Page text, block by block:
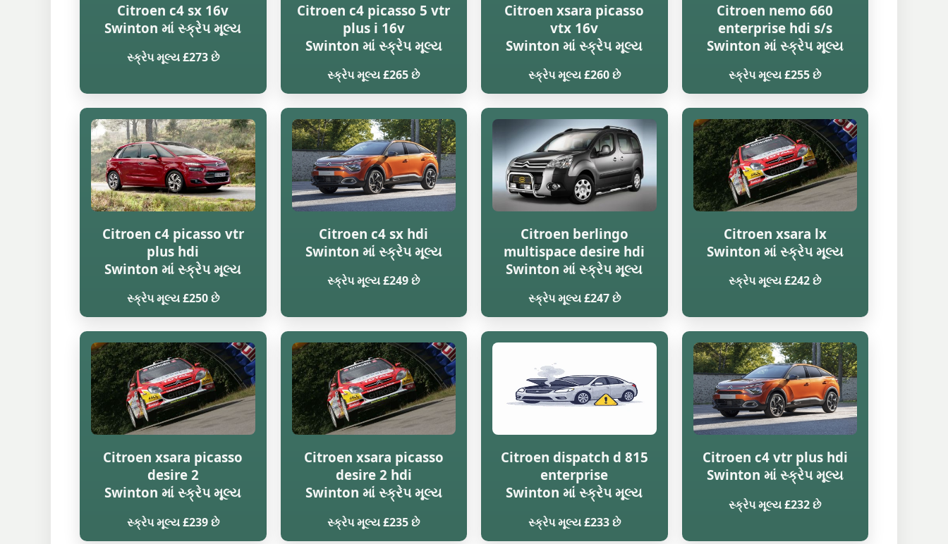
Citroen c4 sx 16v
Swinton માં સ્ક્રેપ મૂલ્ય
સ્ક્રેપ મૂલ્ય £273 છે
Citroen c4 picasso 5 vtr
plus i 16v
Swinton માં સ્ક્રેપ મૂલ્ય
સ્ક્રેપ મૂલ્ય £265 છે
Citroen xsara picasso
vtx 16v
Swinton માં સ્ક્રેપ મૂલ્ય
સ્ક્રેપ મૂલ્ય £260 છે
Citroen nemo 660
enterprise hdi s/s
Swinton માં સ્ક્રેપ મૂલ્ય
સ્ક્રેપ મૂલ્ય £255 છે
Citroen c4 picasso vtr
plus hdi
Swinton માં સ્ક્રેપ મૂલ્ય
સ્ક્રેપ મૂલ્ય £250 છે
Citroen c4 sx hdi
Swinton માં સ્ક્રેપ મૂલ્ય
સ્ક્રેપ મૂલ્ય £249 છે
Citroen berlingo
multispace desire hdi
Swinton માં સ્ક્રેપ મૂલ્ય
સ્ક્રેપ મૂલ્ય £247 છે
Citroen xsara lx
Swinton માં સ્ક્રેપ મૂલ્ય
સ્ક્રેપ મૂલ્ય £242 છે
Citroen xsara picasso
desire 2
Swinton માં સ્ક્રેપ મૂલ્ય
સ્ક્રેપ મૂલ્ય £239 છે
Citroen xsara picasso
desire 2 hdi
Swinton માં સ્ક્રેપ મૂલ્ય
સ્ક્રેપ મૂલ્ય £235 છે
Citroen dispatch d 815
enterprise
Swinton માં સ્ક્રેપ મૂલ્ય
સ્ક્રેપ મૂલ્ય £233 છે
Citroen c4 vtr plus hdi
Swinton માં સ્ક્રેપ મૂલ્ય
સ્ક્રેપ મૂલ્ય £232 છે